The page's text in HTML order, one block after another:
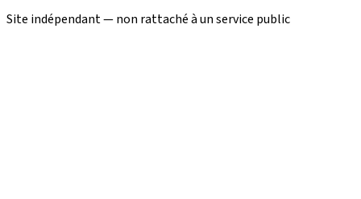
Site indépendant — non rattaché à un service public